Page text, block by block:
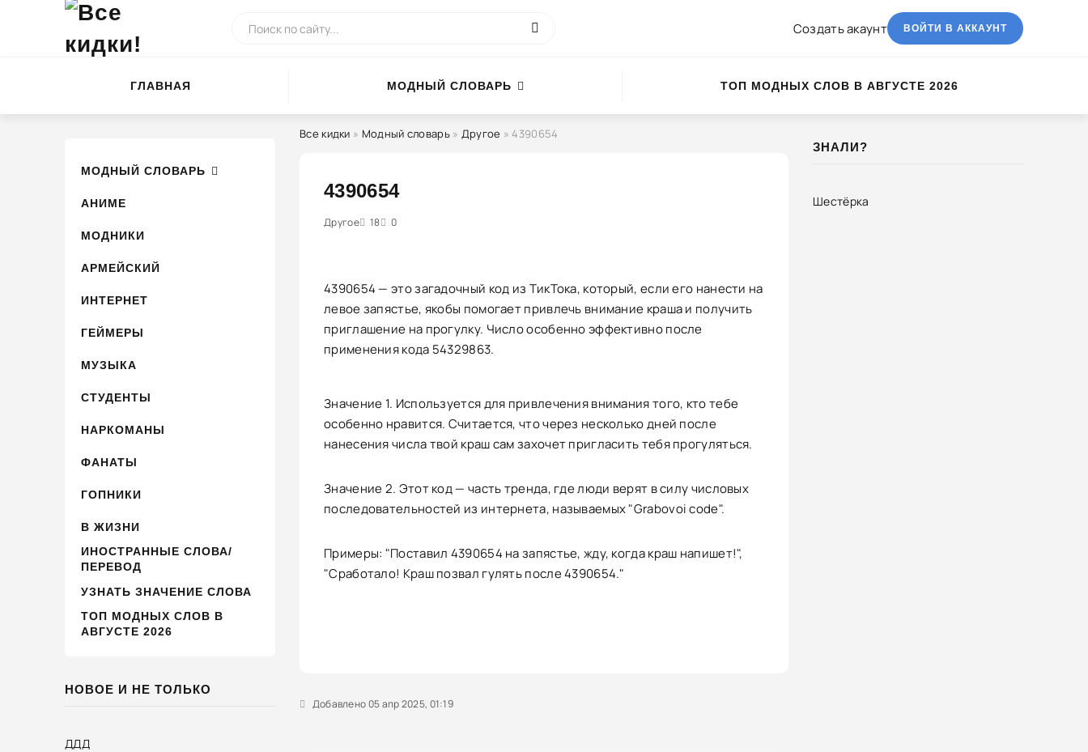
Создать акаунт ВОЙТИ В АККАУНТ
ГЛАВНАЯ МОДНЫЙ СЛОВАРЬ ТОП МОДНЫХ СЛОВ В АВГУСТЕ 2026
МОДНЫЙ СЛОВАРЬ
АНИМЕ
МОДНИКИ
АРМЕЙСКИЙ
ИНТЕРНЕТ
ГЕЙМЕРЫ
МУЗЫКА
СТУДЕНТЫ
НАРКОМАНЫ
ФАНАТЫ
ГОПНИКИ
В ЖИЗНИ
ИНОСТРАННЫЕ СЛОВА/
ПЕРЕВОД
УЗНАТЬ ЗНАЧЕНИЕ СЛОВА
ТОП МОДНЫХ СЛОВ В
АВГУСТЕ 2026
НОВОЕ И НЕ ТОЛЬКО
ДДД
Все кидки » Модный словарь» Другое » 4390654
4390654
Другое 18 0
2 3 4 5
4390654 — это загадочный код из ТикТока, который, если его нанести на
левое запястье, якобы помогает привлечь внимание краша и получить
приглашение на прогулку. Число особенно эффективно после
применения кода 54329863.
Значение 1. Используется для привлечения внимания того, кто тебе
особенно нравится. Считается, что через несколько дней после
нанесения числа твой краш сам захочет пригласить тебя прогуляться.
Значение 2. Этот код — часть тренда, где люди верят в силу числовых
последовательностей из интернета, называемых "Grabovoi code".
Примеры: "Поставил 4390654 на запястье, жду, когда краш напишет!",
"Сработало! Краш позвал гулять после 4390654."
Добавлено 05 апр 2025, 01:19
ЗНАЛИ?
Шестёрка